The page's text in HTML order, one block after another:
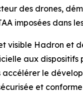
des drones,
imposées dans
visible Hadron
aux
accélérer le
et